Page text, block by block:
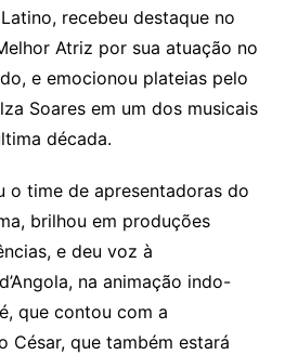
recebeu destaque no
Atriz por sua atuação no
e emocionou plateias pelo
Soares em um dos musicais
década.
o time de apresentadoras do
brilhou em produções
e deu voz à
na animação indo-
que contou com a
César, que também estará